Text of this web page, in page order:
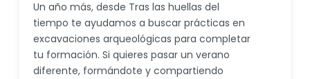
Un año más, desde Tras las huellas del
tiempo te ayudamos a buscar prácticas en
excavaciones arqueológicas para completar
tu formación. Si quieres pasar un verano
diferente, formándote y compartiendo